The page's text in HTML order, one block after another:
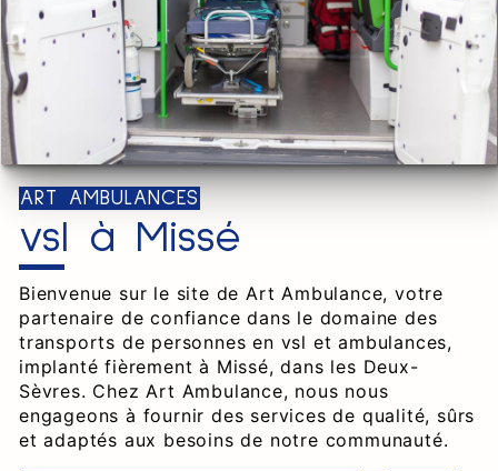
ART AMBULANCES
vsl à Missé
Bienvenue sur le site de Art Ambulance, votre
partenaire de confiance dans le domaine des
transports de personnes en vsl et ambulances,
implanté fièrement à Missé, dans les Deux-
Sèvres. Chez Art Ambulance, nous nous
engageons à fournir des services de qualité, sûrs
et adaptés aux besoins de notre communauté.